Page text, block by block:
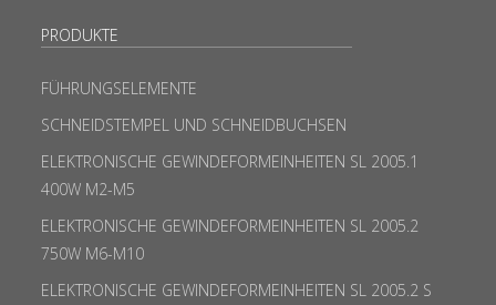
PRODUKTE
FÜHRUNGSELEMENTE
SCHNEIDSTEMPEL UND SCHNEIDBUCHSEN
ELEKTRONISCHE GEWINDEFORMEINHEITEN SL 2005.1
400W M2-M5
ELEKTRONISCHE GEWINDEFORMEINHEITEN SL 2005.2
750W M6-M10
ELEKTRONISCHE GEWINDEFORMEINHEITEN SL 2005.2 S